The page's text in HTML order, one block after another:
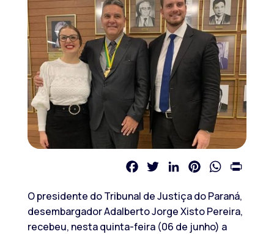
FacebookTwitterLinkedInPinterestWhatsApp
O presidente do Tribunal de Justiça do Paraná,
desembargador Adalberto Jorge Xisto Pereira,
recebeu, nesta quinta-feira (06 de junho) a